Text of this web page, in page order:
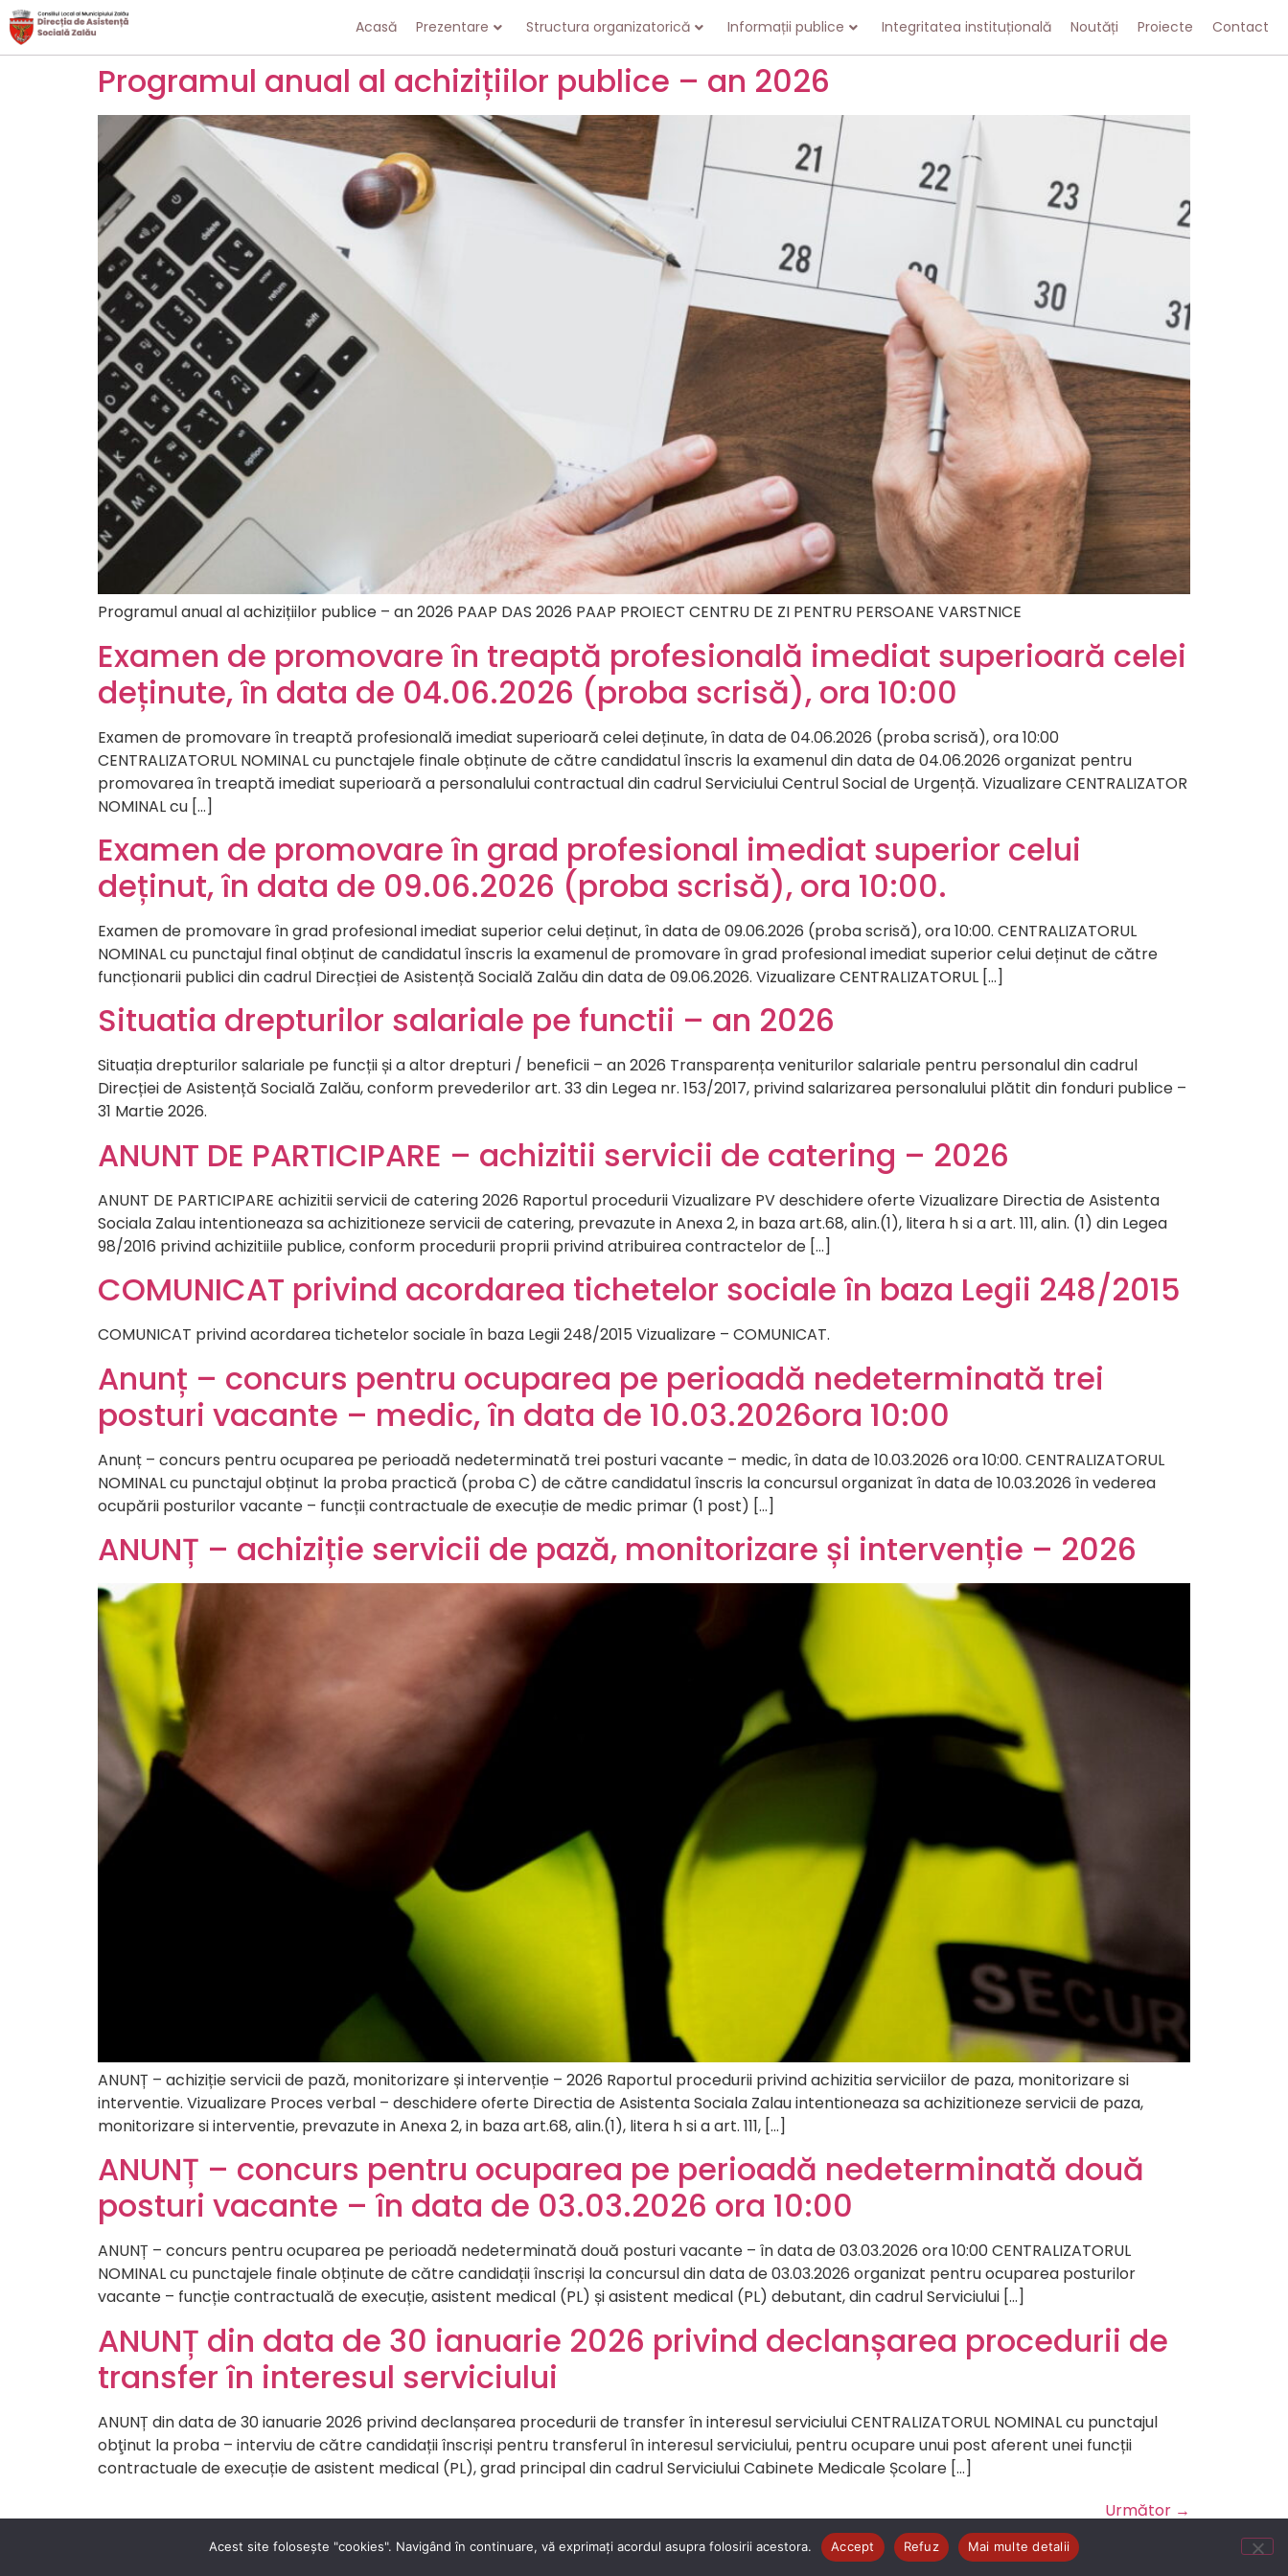
Acasă Prezentare Structura organizatorică Informații publice Integritatea instituțională Noutăți Proiecte Contact
Programul anual al achizițiilor publice – an 2026
Programul anual al achizițiilor publice – an 2026 PAAP DAS 2026 PAAP PROIECT CENTRU DE ZI PENTRU PERSOANE VARSTNICE
Examen de promovare în treaptă profesională imediat superioară celei
deținute, în data de 04.06.2026 (proba scrisă), ora 10:00
Examen de promovare în treaptă profesională imediat superioară celei deținute, în data de 04.06.2026 (proba scrisă), ora 10:00
CENTRALIZATORUL NOMINAL cu punctajele finale obținute de către candidatul înscris la examenul din data de 04.06.2026 organizat pentru
promovarea în treaptă imediat superioară a personalului contractual din cadrul Serviciului Centrul Social de Urgență. Vizualizare CENTRALIZATOR
NOMINAL cu […]
Examen de promovare în grad profesional imediat superior celui
deținut, în data de 09.06.2026 (proba scrisă), ora 10:00.
Examen de promovare în grad profesional imediat superior celui deținut, în data de 09.06.2026 (proba scrisă), ora 10:00. CENTRALIZATORUL
NOMINAL cu punctajul final obținut de candidatul înscris la examenul de promovare în grad profesional imediat superior celui deținut de către
funcționarii publici din cadrul Direcției de Asistență Socială Zalău din data de 09.06.2026. Vizualizare CENTRALIZATORUL […]
Situatia drepturilor salariale pe functii – an 2026
Situația drepturilor salariale pe funcții și a altor drepturi / beneficii – an 2026 Transparența veniturilor salariale pentru personalul din cadrul
Direcției de Asistență Socială Zalău, conform prevederilor art. 33 din Legea nr. 153/2017, privind salarizarea personalului plătit din fonduri publice –
31 Martie 2026.
ANUNT DE PARTICIPARE – achizitii servicii de catering – 2026
ANUNT DE PARTICIPARE achizitii servicii de catering 2026 Raportul procedurii Vizualizare PV deschidere oferte Vizualizare Directia de Asistenta
Sociala Zalau intentioneaza sa achizitioneze servicii de catering, prevazute in Anexa 2, in baza art.68, alin.(1), litera h si a art. 111, alin. (1) din Legea
98/2016 privind achizitiile publice, conform procedurii proprii privind atribuirea contractelor de […]
COMUNICAT privind acordarea tichetelor sociale în baza Legii 248/2015
COMUNICAT privind acordarea tichetelor sociale în baza Legii 248/2015 Vizualizare – COMUNICAT.
Anunț – concurs pentru ocuparea pe perioadă nedeterminată trei
posturi vacante – medic, în data de 10.03.2026ora 10:00
Anunț – concurs pentru ocuparea pe perioadă nedeterminată trei posturi vacante – medic, în data de 10.03.2026 ora 10:00. CENTRALIZATORUL
NOMINAL cu punctajul obținut la proba practică (proba C) de către candidatul înscris la concursul organizat în data de 10.03.2026 în vederea
ocupării posturilor vacante – funcții contractuale de execuție de medic primar (1 post) […]
ANUNȚ – achiziție servicii de pază, monitorizare și intervenție – 2026
ANUNȚ – achiziție servicii de pază, monitorizare și intervenție – 2026 Raportul procedurii privind achizitia serviciilor de paza, monitorizare si
interventie. Vizualizare Proces verbal – deschidere oferte Directia de Asistenta Sociala Zalau intentioneaza sa achizitioneze servicii de paza,
monitorizare si interventie, prevazute in Anexa 2, in baza art.68, alin.(1), litera h si a art. 111, […]
ANUNȚ – concurs pentru ocuparea pe perioadă nedeterminată două
posturi vacante – în data de 03.03.2026 ora 10:00
ANUNȚ – concurs pentru ocuparea pe perioadă nedeterminată două posturi vacante – în data de 03.03.2026 ora 10:00 CENTRALIZATORUL
NOMINAL cu punctajele finale obținute de către candidații înscriși la concursul din data de 03.03.2026 organizat pentru ocuparea posturilor
vacante – funcție contractuală de execuție, asistent medical (PL) și asistent medical (PL) debutant, din cadrul Serviciului […]
ANUNȚ din data de 30 ianuarie 2026 privind declanșarea procedurii de
transfer în interesul serviciului
ANUNȚ din data de 30 ianuarie 2026 privind declanșarea procedurii de transfer în interesul serviciului CENTRALIZATORUL NOMINAL cu punctajul
obţinut la proba – interviu de către candidații înscriși pentru transferul în interesul serviciului, pentru ocupare unui post aferent unei funcții
contractuale de execuție de asistent medical (PL), grad principal din cadrul Serviciului Cabinete Medicale Școlare […]
Următor →
Acest site folosește "cookies". Navigând în continuare, vă exprimați acordul asupra folosirii acestora. Accept Refuz Mai multe detalii